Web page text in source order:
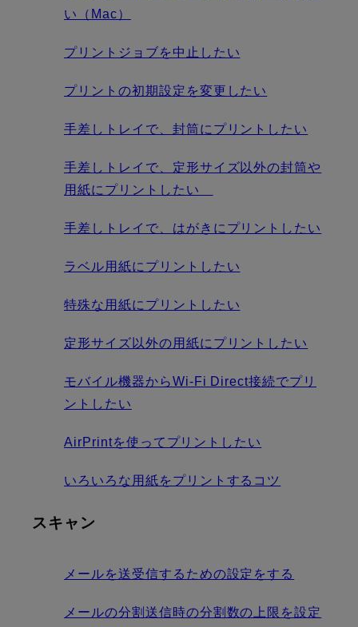
い（Mac）
プリントジョブを中止したい
プリントの初期設定を変更したい
手差しトレイで、封筒にプリントしたい
手差しトレイで、定形サイズ以外の封筒や
用紙にプリントしたい
手差しトレイで、はがきにプリントしたい
ラベル用紙にプリントしたい
特殊な用紙にプリントしたい
定形サイズ以外の用紙にプリントしたい
モバイル機器からWi-Fi Direct接続でプリ
ントしたい
AirPrintを使ってプリントしたい
いろいろな用紙をプリントするコツ
スキャン
メールを送受信するための設定をする
メールの分割送信時の分割数の上限を設定